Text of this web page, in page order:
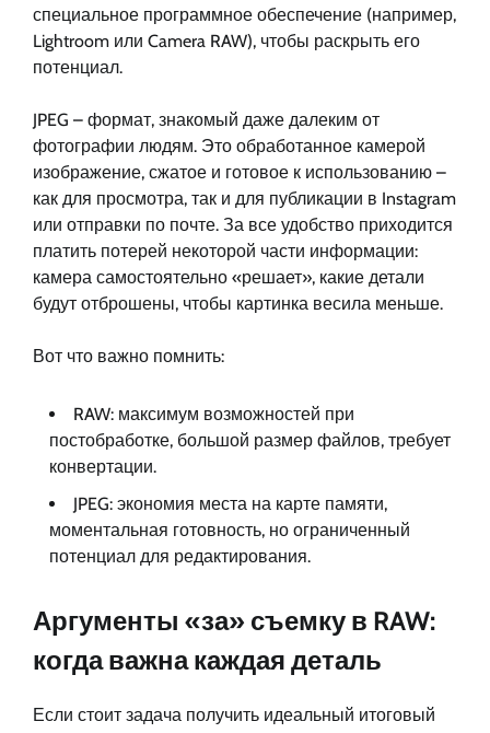
специальное программное обеспечение (например,
Lightroom или Camera RAW), чтобы раскрыть его
потенциал.
JPEG – формат, знакомый даже далеким от
фотографии людям. Это обработанное камерой
изображение, сжатое и готовое к использованию –
как для просмотра, так и для публикации в Instagram
или отправки по почте. За все удобство приходится
платить потерей некоторой части информации:
камера самостоятельно «решает», какие детали
будут отброшены, чтобы картинка весила меньше.
Вот что важно помнить:
RAW: максимум возможностей при
постобработке, большой размер файлов, требует
конвертации.
JPEG: экономия места на карте памяти,
моментальная готовность, но ограниченный
потенциал для редактирования.
Аргументы «за» съемку в RAW:
когда важна каждая деталь
Если стоит задача получить идеальный итоговый